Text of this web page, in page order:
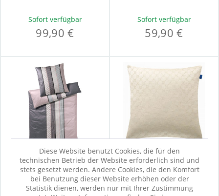
Sofort verfügbar
99,90 €
Sofort verfügbar
59,90 €
Kissenbezug JOOP!
Mako-Satin
Kissenhülle JOOP!
OVER natur
Diese Website benutzt Cookies, die für den
technischen Betrieb der Website erforderlich sind und
stets gesetzt werden. Andere Cookies, die den Komfort
bei Benutzung dieser Website erhöhen oder der
Statistik dienen, werden nur mit Ihrer Zustimmung